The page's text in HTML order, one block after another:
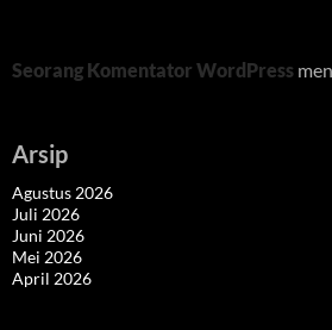
Seorang Komentator WordPress
Arsip
Agustus 2026
Juli 2026
Juni 2026
Mei 2026
April 2026